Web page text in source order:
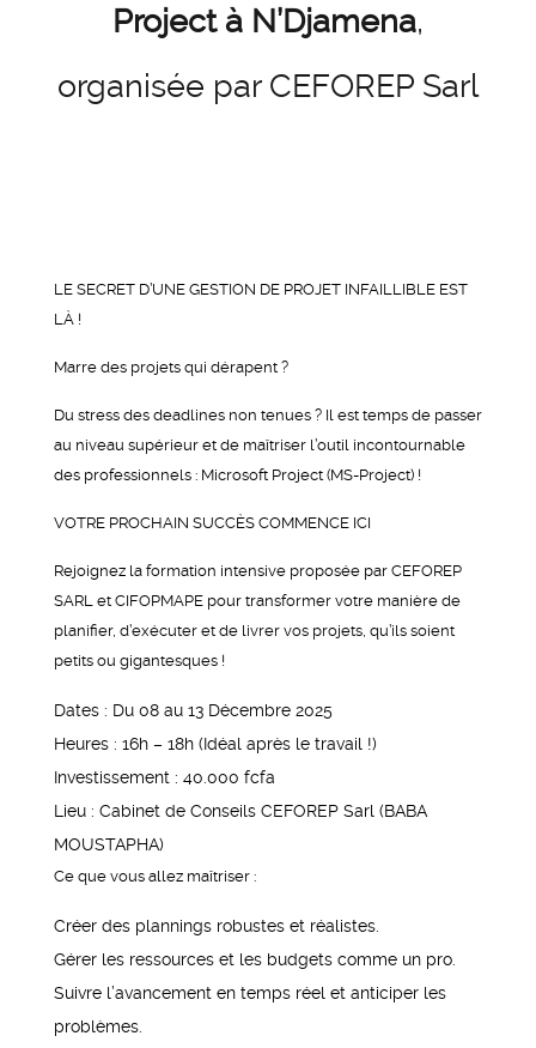
Project à N’Djamena,
organisée par CEFOREP Sarl
LE SECRET D’UNE GESTION DE PROJET INFAILLIBLE EST
LÀ !
Marre des projets qui dérapent ?
Du stress des deadlines non tenues ? Il est temps de passer
au niveau supérieur et de maîtriser l’outil incontournable
des professionnels : Microsoft Project (MS-Project) !
VOTRE PROCHAIN SUCCÈS COMMENCE ICI
Rejoignez la formation intensive proposée par CEFOREP
SARL et CIFOPMAPE pour transformer votre manière de
planifier, d’exécuter et de livrer vos projets, qu’ils soient
petits ou gigantesques !
Dates : Du 08 au 13 Décembre 2025
Heures : 16h – 18h (Idéal après le travail !)
Investissement : 40.000 fcfa
Lieu : Cabinet de Conseils CEFOREP Sarl (BABA
MOUSTAPHA)
Ce que vous allez maîtriser :
Créer des plannings robustes et réalistes.
Gérer les ressources et les budgets comme un pro.
Suivre l’avancement en temps réel et anticiper les
problèmes.